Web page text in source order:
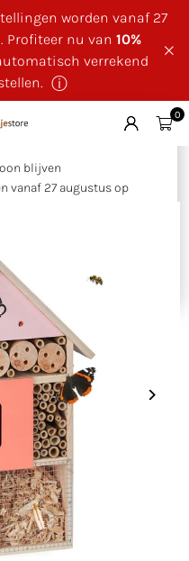
worden vanaf 27
Profiteer nu van 10%
verrekend
ⓘ
×
blijven
vanaf 27 augustus op
u tijdens onze
bestellen.
0